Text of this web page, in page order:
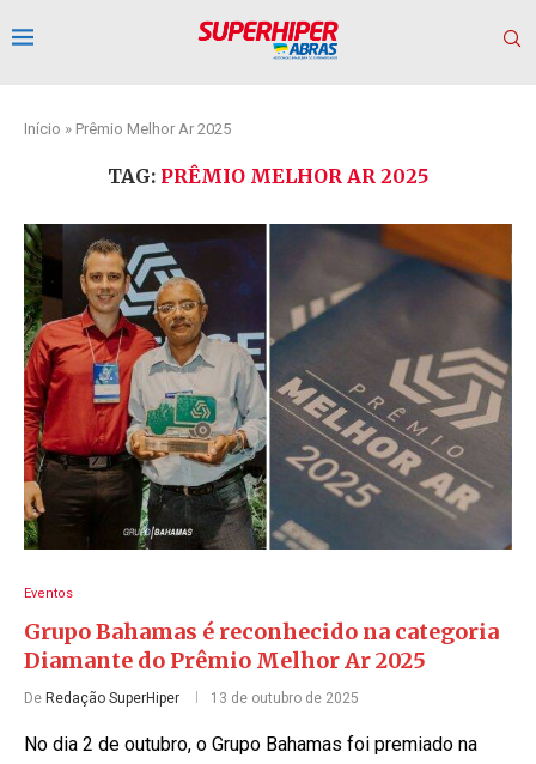
Início » Prêmio Melhor Ar 2025
TAG: PRÊMIO MELHOR AR 2025
Eventos
Grupo Bahamas é reconhecido na categoria
Diamante do Prêmio Melhor Ar 2025
De Redação SuperHiper 13 de outubro de 2025
No dia 2 de outubro, o Grupo Bahamas foi premiado na